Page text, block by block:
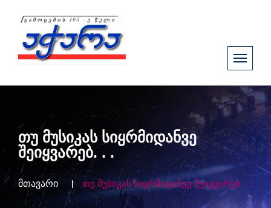
თუ მუსიკას სიყრმიდანვე
შეიყვარებ. . .
მთავარი თუ მუსიკას სიყრმიდანვე შეიყვარებ. . .